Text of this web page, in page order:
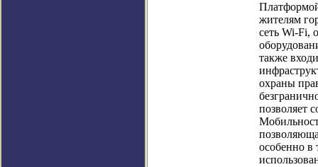
жителям
сеть Wi-Fi,
также
охраны
позволяет
особенно в